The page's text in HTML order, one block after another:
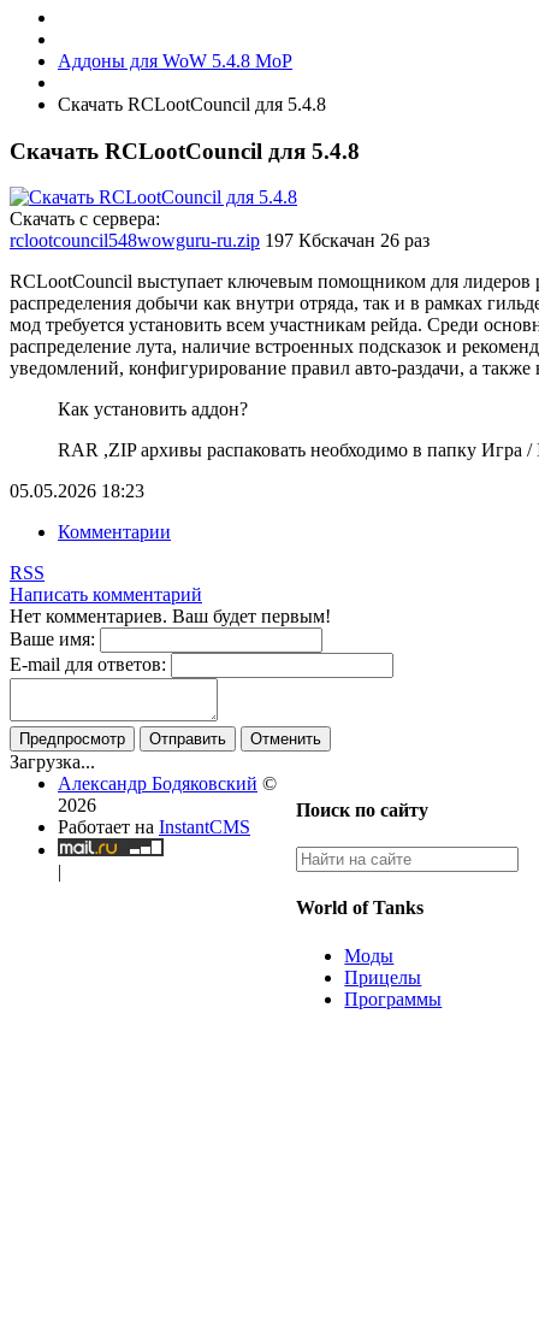
Аддоны для WoW 5.4.8 MoP
Скачать RCLootCouncil для 5.4.8
Скачать RCLootCouncil для 5.4.8
Скачать с сервера:
rclootcouncil548wowguru-ru.zip 197 Кбскачан 26 раз
RCLootCouncil выступает ключевым помощником для лидеров
распределения добычи как внутри отряда, так и в рамках
мод требуется установить всем участникам рейда. Среди
распределение лута, наличие встроенных подсказок и
уведомлений, конфигурирование правил авто-раздачи, а также
Как установить аддон?
RAR ,ZIP архивы распаковать необходимо в папку Игра /
05.05.2026 18:23
Комментарии
RSS
Написать комментарий
Нет комментариев. Ваш будет первым!
Ваше имя:
E-mail для ответов:
Предпросмотр Отправить Отменить
Загрузка...
Поиск по сайту
World of Tanks
Моды
Прицелы
Программы
Александр Бодяковский ©
2026
Работает на InstantCMS
|